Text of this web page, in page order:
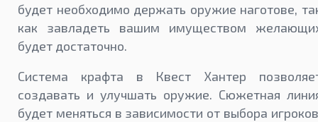
будет необходимо держать оружие наготове,
как завладеть вашим имуществом
будет достаточно.
Система крафта в Квест Хантер
создавать и улучшать оружие. Сюжетная
будет меняться в зависимости от выбора